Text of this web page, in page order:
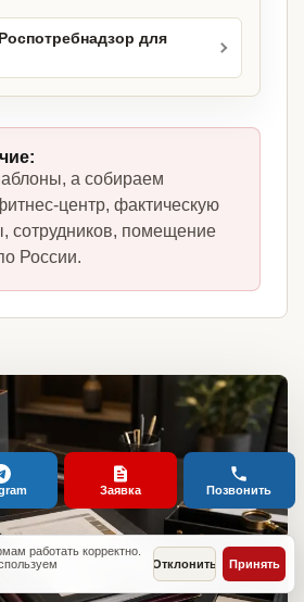
для
а собираем
центр, фактическую
сотрудников, помещение
России.
работать корректно.
Отклонить Принять
Заявка Позвонить